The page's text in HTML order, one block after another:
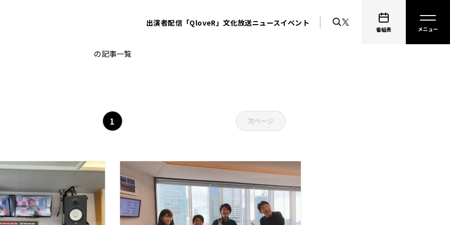
出演者配信「QloveR」文化放送ニュースイベント
番組表
アンタッチャブル
の記事一覧
1 次ページ